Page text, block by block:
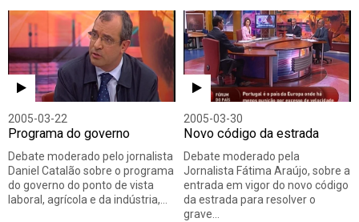
2005-03-22
Programa do governo
Debate moderado pelo jornalista
Daniel Catalão sobre o programa
do governo do ponto de vista
laboral, agrícola e da indústria,…
2005-03-30
Novo código da estrada
Debate moderado pela
Jornalista Fátima Araújo, sobre a
entrada em vigor do novo código
da estrada para resolver o
grave…